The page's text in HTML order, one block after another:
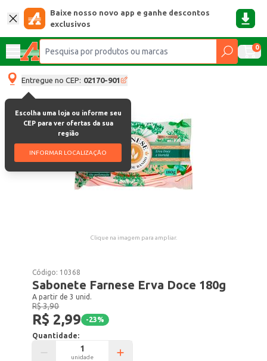
Baixe nosso novo app e ganhe descontos
exclusivos
0
Entregue no CEP: 02170-901
Escolha uma loja ou informe seu
CEP para ver ofertas da sua
região
INFORMAR LOCALIZAÇÃO
Clique na imagem para ampliar.
Código: 10368
Sabonete Farnese Erva Doce 180g
A partir de 3 unid.
R$ 3,90
R$ 2,99 -23%
Quantidade:
unidade